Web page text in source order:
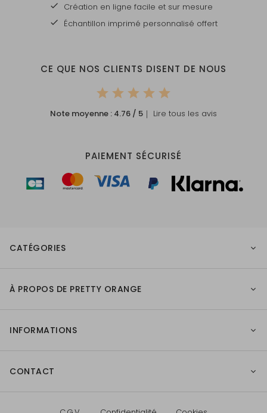
Création en ligne facile et sur mesure
Échantillon imprimé personnalisé offert
CE QUE NOS CLIENTS DISENT DE NOUS
Note moyenne : 4.76 / 5 ｜ Lire tous les avis
PAIEMENT SÉCURISÉ
CATÉGORIES
À PROPOS DE PRETTY ORANGE
INFORMATIONS
CONTACT